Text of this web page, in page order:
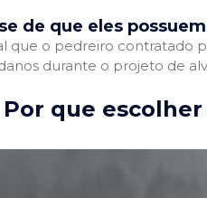
de que eles
que o pedreiro contratado
durante o projeto de
Por que